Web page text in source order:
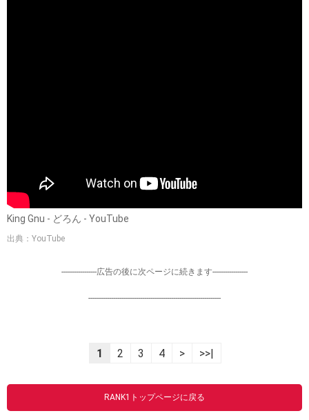
King Gnu - どろん - YouTube
出典：YouTube
-----------------広告の後に次ページに続きます-----------------
----------------------------------------------------------------
1 2 3 4 > >>|
RANK1トップページに戻る